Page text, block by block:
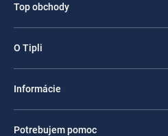
Top obchody
O Tipli
Informácie
Potrebujem pomoc